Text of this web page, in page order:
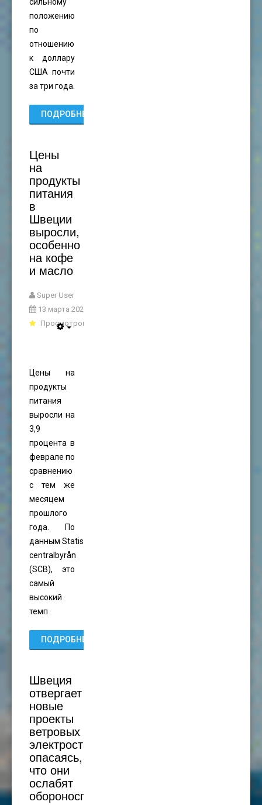
сильному
положению
по
отношению
к доллару
США почти
за три года.
ПОДРОБНЕЕ...
Цены
на
продукты
питания
в
Швеции
выросли,
особенно
на кофе
и масло
Super User
13 марта 2025
Просмотров: 1875
Цены на
продукты
питания
выросли на
3,9
процента в
феврале по
сравнению
с тем же
месяцем
прошлого
года. По
данным Statistiska
centralbyrån
(SCB), это
самый
высокий
темп
ПОДРОБНЕЕ...
Швеция
отвергает
новые
проекты
ветровых
электростанций,
опасаясь,
что они
ослабят
обороноспособность